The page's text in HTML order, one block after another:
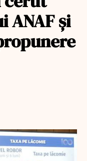
ANAF și